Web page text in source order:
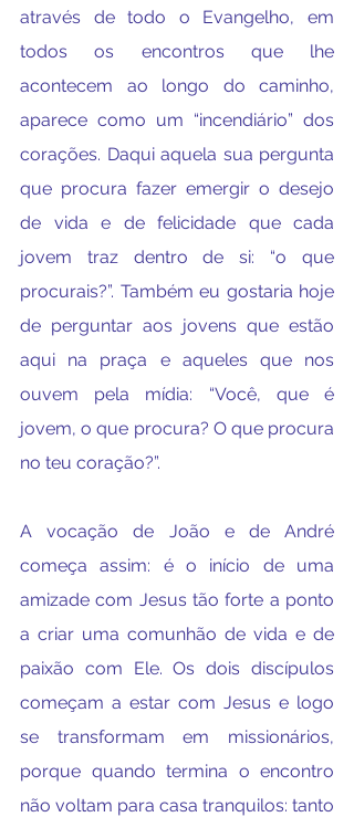
através de todo o Evangelho, em
todos os encontros que lhe
acontecem ao longo do caminho,
aparece como um “incendiário” dos
corações. Daqui aquela sua pergunta
que procura fazer emergir o desejo
de vida e de felicidade que cada
jovem traz dentro de si: “o que
procurais?”. Também eu gostaria hoje
de perguntar aos jovens que estão
aqui na praça e aqueles que nos
ouvem pela mídia: “Você, que é
jovem, o que procura? O que procura
no teu coração?”.
A vocação de João e de André
começa assim: é o início de uma
amizade com Jesus tão forte a ponto
a criar uma comunhão de vida e de
paixão com Ele. Os dois discípulos
começam a estar com Jesus e logo
se transformam em missionários,
porque quando termina o encontro
não voltam para casa tranquilos: tanto